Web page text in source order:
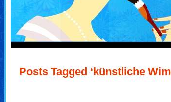
Posts Tagged ‘künstliche